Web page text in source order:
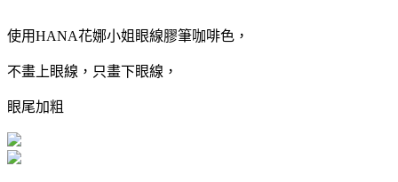
使用HANA花娜小姐眼線膠筆咖啡色，
不畫上眼線，只畫下眼線，
眼尾加粗